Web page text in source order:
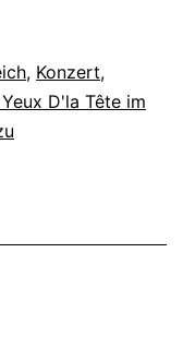
, Konzert,
D'la Tête im